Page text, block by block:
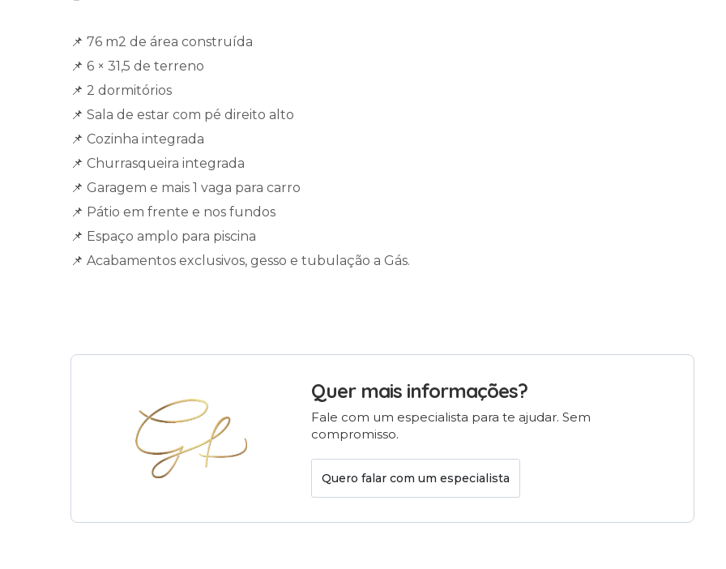
📌 76 m2 de área construída
📌 6 × 31,5 de terreno
📌 2 dormitórios
📌 Sala de estar com pé direito alto
📌 Cozinha integrada
📌 Churrasqueira integrada
📌 Garagem e mais 1 vaga para carro
📌 Pátio em frente e nos fundos
📌 Espaço amplo para piscina
📌 Acabamentos exclusivos, gesso e tubulação a Gás.
Quer mais informações?
Fale com um especialista para te ajudar. Sem
compromisso.
Quero falar com um especialista